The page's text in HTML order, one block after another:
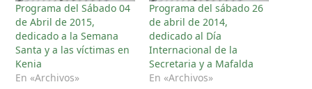
Programa del Sábado 04
de Abril de 2015,
dedicado a la Semana
Santa y a las víctimas en
Kenia
En «Archivos»
Programa del sábado 26
de abril de 2014,
dedicado al Día
Internacional de la
Secretaria y a Mafalda
En «Archivos»